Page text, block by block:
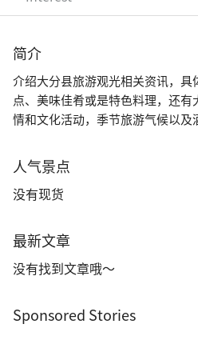
简介
介绍大分县旅游观光相关资讯，
点、美味佳肴或是特色料理，还
情和文化活动，季节旅游气候以及
人气景点
没有现货
最新文章
没有找到文章哦～
Sponsored Stories